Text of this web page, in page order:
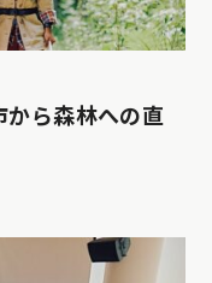
から森林への直